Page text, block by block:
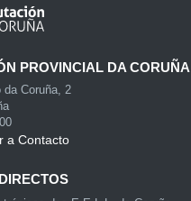
PROVINCIAL DA CORUÑA
da Coruña, 2
a Contacto